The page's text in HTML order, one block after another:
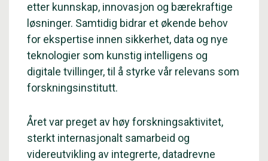
etter kunnskap, innovasjon og bærekraftige
løsninger. Samtidig bidrar et økende behov
for ekspertise innen sikkerhet, data og nye
teknologier som kunstig intelligens og
digitale tvillinger, til å styrke vår relevans som
forskningsinstitutt.
Året var preget av høy forskningsaktivitet,
sterkt internasjonalt samarbeid og
videreutvikling av integrerte, datadrevne